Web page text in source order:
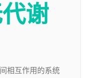
谢
相互作用的系统